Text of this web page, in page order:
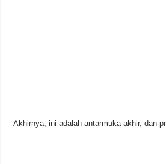
Akhirnya, ini adalah antarmuka akhir, dan